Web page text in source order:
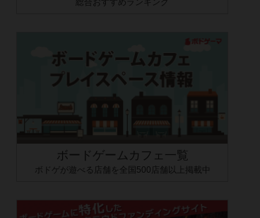
総合おすすめランキング
ボードゲームカフェ一覧
ボドゲが遊べる店舗を全国500店舗以上掲載中